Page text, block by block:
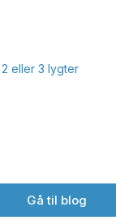
eller 3 lygter
Gå til blog